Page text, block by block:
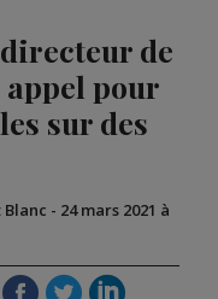
de
pour
sur des
- 24 mars 2021 à